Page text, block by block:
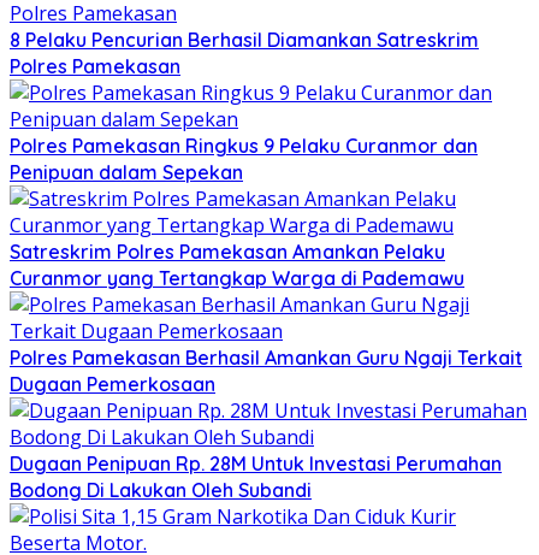
8 Pelaku Pencurian Berhasil Diamankan Satreskrim
Polres Pamekasan
Polres Pamekasan Ringkus 9 Pelaku Curanmor dan
Penipuan dalam Sepekan
Satreskrim Polres Pamekasan Amankan Pelaku
Curanmor yang Tertangkap Warga di Pademawu
Polres Pamekasan Berhasil Amankan Guru Ngaji Terkait
Dugaan Pemerkosaan
Dugaan Penipuan Rp. 28M Untuk Investasi Perumahan
Bodong Di Lakukan Oleh Subandi